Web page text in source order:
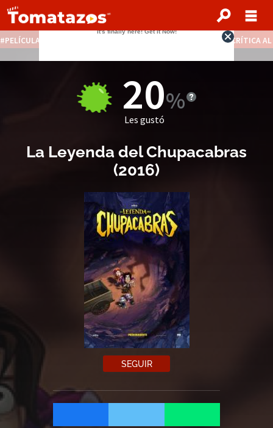
PELÍCULAS STREAMING GRATIS CRÍTICA
20
Les gustó
La Leyenda del Chupacabras
(2016)
SEGUIR